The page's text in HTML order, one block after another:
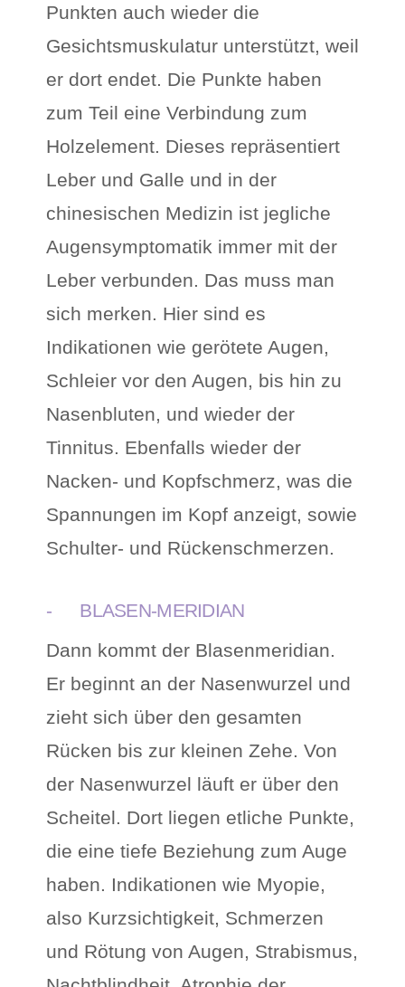
Punkten auch wieder die
Gesichtsmuskulatur unterstützt, weil
er dort endet. Die Punkte haben
zum Teil eine Verbindung zum
Holzelement. Dieses repräsentiert
Leber und Galle und in der
chinesischen Medizin ist jegliche
Augensymptomatik immer mit der
Leber verbunden. Das muss man
sich merken. Hier sind es
Indikationen wie gerötete Augen,
Schleier vor den Augen, bis hin zu
Nasenbluten, und wieder der
Tinnitus. Ebenfalls wieder der
Nacken- und Kopfschmerz, was die
Spannungen im Kopf anzeigt, sowie
Schulter- und Rückenschmerzen.
- BLASEN-MERIDIAN
Dann kommt der Blasenmeridian.
Er beginnt an der Nasenwurzel und
zieht sich über den gesamten
Rücken bis zur kleinen Zehe. Von
der Nasenwurzel läuft er über den
Scheitel. Dort liegen etliche Punkte,
die eine tiefe Beziehung zum Auge
haben. Indikationen wie Myopie,
also Kurzsichtigkeit, Schmerzen
und Rötung von Augen, Strabismus,